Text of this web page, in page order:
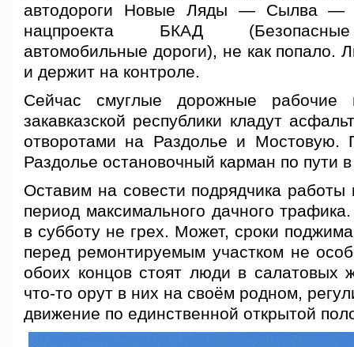
автодороги Новые Ляды — Сылва —
нацпроекта БКАД
автомобильные дороги), не как попало.
и держит на контроле.
Сейчас смуглые дорожные рабочие
закавказской республики кладут асфальт
отворотами на Раздолье и Мостовую.
Раздолье остановочный карман по пути
Оставим на совести подрядчика
период максимального дачного
в субботу не грех. Может, сроки
перед ремонтируемым участком не
обоих концов стоят люди в салатовых
что-то орут в них на своём родном,
движение по единственной открытой